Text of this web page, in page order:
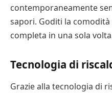
contemporaneamente
sapori. Goditi la
completa in una sola
Tecnologia di
Grazie alla tecnologia di